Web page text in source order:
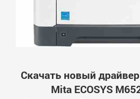
Скачать новый
Mita ECOSYS